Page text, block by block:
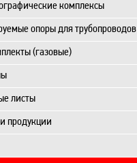
комплексы
опоры для трубопроводов
(газовые)
листы
продукции